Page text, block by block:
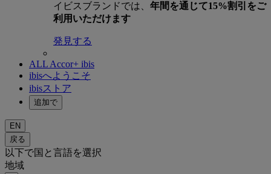
イビスブランドでは、 年間を通じて15%割引をご
利用いただけます
発見する
ALL Accor+ ibis
ibisへようこそ
ibisストア
追加で
EN
戻る
以下で国と言語を選択
地域